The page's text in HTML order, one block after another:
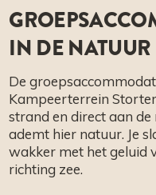
IN DE NATUUR
De
Kampeerterrein
strand en direct aan de
ademt hier natuur. Je
wakker met het geluid
richting zee.